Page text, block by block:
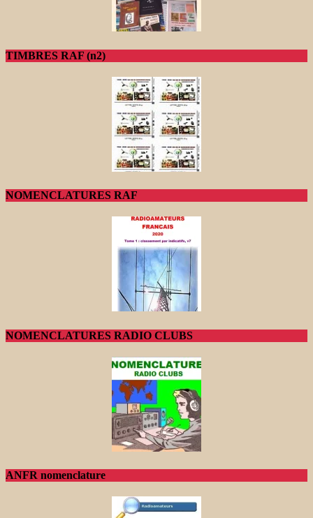
TIMBRES RAF (n2)
NOMENCLATURES RAF
NOMENCLATURES RADIO CLUBS
ANFR nomenclature